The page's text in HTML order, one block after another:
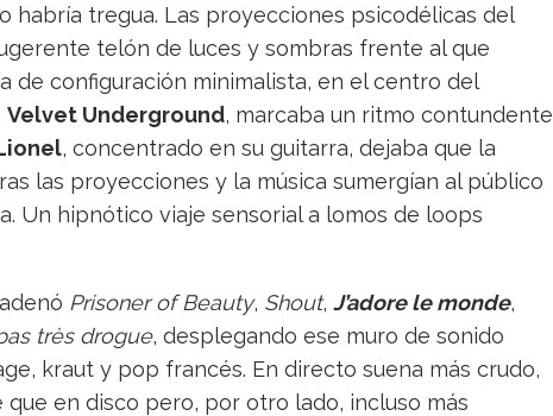
habría tregua. Las proyecciones psicodélicas del
telón de luces y sombras frente al que
de configuración minimalista, en el centro del
Velvet Underground, marcaba un ritmo contundente
, concentrado en su guitarra, dejaba que la
las proyecciones y la música sumergían al público
Un hipnótico viaje sensorial a lomos de loops
Prisoner of Beauty, Shout, J’adore le monde,
très drogue, desplegando ese muro de sonido
kraut y pop francés. En directo suena más crudo,
en disco pero, por otro lado, incluso más